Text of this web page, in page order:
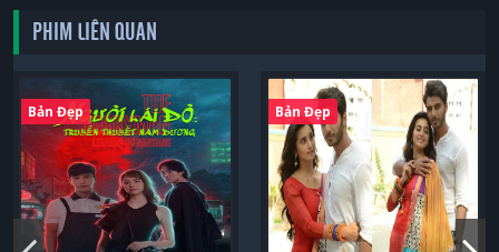
PHIM LIÊN QUAN
Bản Đẹp Bản Đẹp